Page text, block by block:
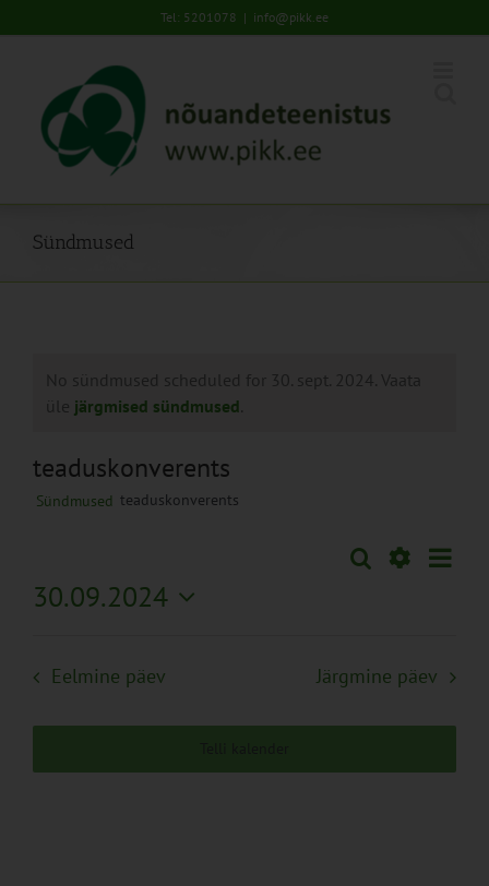
to
Tel: 5201078 | info@pikk.ee
Sündmused
No sündmused scheduled for 30. sept. 2024. Vaata
üle järgmised sündmused
teaduskonverents
Sündmused teaduskonverents
Sündmused
Navigation
Otsi Päev
30.09.2024
Eelmine päev Järgmine päev